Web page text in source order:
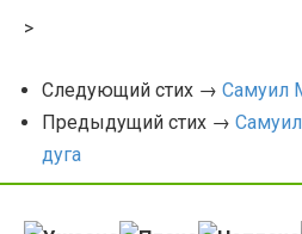
>
Следующий стих → Самуил
Предыдущий стих →
дуга